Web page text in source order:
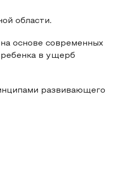
области.
основе современных
в ущерб
развивающего